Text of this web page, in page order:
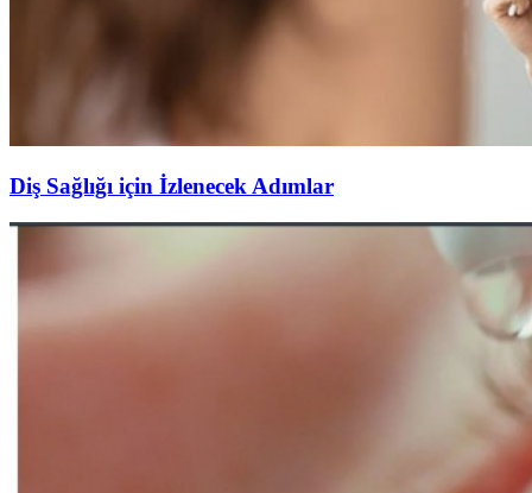
Diş Sağlığı için İzlenecek Adımlar